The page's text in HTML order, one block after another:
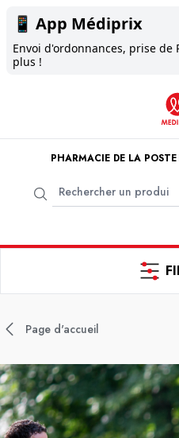
📱 App Médiprix
Envoi d'ordonnances, prise de
plus !
PHARMACIE DE LA
Page d'accueil